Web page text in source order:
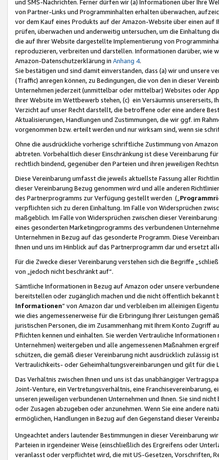
und SMS-Nachrichten. Ferner dürfen wir (a) Informationen über Ihre
von Partner-Links und Programminhalten erhalten überwachen,
vor dem Kauf eines Produkts auf der Amazon-Website über einen
prüfen, überwachen und anderweitig untersuchen, um die Einhaltung
die auf Ihrer Website dargestellte Implementierung von
reproduzieren, verbreiten und darstellen. Informationen darüber, wie
Amazon-Datenschutzerklärung in Anhang 4.
Sie bestätigen und sind damit einverstanden, dass (a) wir und
(Traffic) anregen können, zu Bedingungen, die von den in dieser
Unternehmen jederzeit (unmittelbar oder mittelbar) Websites oder
Ihrer Website im Wettbewerb stehen, (c) ein Versäumnis unsererseits,
Verzicht auf unser Recht darstellt, die betroffene oder eine andere
Aktualisierungen, Handlungen und Zustimmungen, die wir ggf. im
vorgenommen bzw. erteilt werden und nur wirksam sind, wenn sie
Ohne die ausdrückliche vorherige schriftliche Zustimmung von
abtreten. Vorbehaltlich dieser Einschränkung ist diese Vereinbarung
rechtlich bindend, gegenüber den Parteien und ihren jeweiligen
Diese Vereinbarung umfasst die jeweils aktuellste Fassung aller
dieser Vereinbarung Bezug genommen wird und alle anderen
des Partnerprogramms zur Verfügung gestellt werden („
verpflichten sich zu deren Einhaltung. Im Falle von Widersprüchen
maßgeblich. Im Falle von Widersprüchen zwischen dieser
eines gesonderten Marketingprogramms des verbundenen
Unternehmen in Bezug auf das gesonderte Programm. Diese
Ihnen und uns im Hinblick auf das Partnerprogramm dar und ersetzt
Für die Zwecke dieser Vereinbarung verstehen sich die Begriffe
von „jedoch nicht beschränkt auf“.
Sämtliche Informationen in Bezug auf Amazon oder unsere
bereitstellen oder zugänglich machen und die nicht öffentlich
Informationen“ von Amazon dar und verbleiben im alleinigen
wie dies angemessenerweise für die Erbringung Ihrer Leistungen
juristischen Personen, die im Zusammenhang mit Ihrem Konto
Pflichten kennen und einhalten. Sie werden Vertrauliche
Unternehmen) weitergeben und alle angemessenen Maßnahmen
schützen, die gemäß dieser Vereinbarung nicht ausdrücklich zulässig
Vertraulichkeits- oder Geheimhaltungsvereinbarungen und gilt für die
Das Verhältnis zwischen Ihnen und uns ist das unabhängiger
Joint-Venture, ein Vertretungsverhältnis, eine Franchisevereinbarung,
unseren jeweiligen verbundenen Unternehmen und Ihnen. Sie sind
oder Zusagen abzugeben oder anzunehmen. Wenn Sie eine andere
ermöglichen, Handlungen in Bezug auf den Gegenstand dieser
Ungeachtet anders lautender Bestimmungen in dieser Vereinbarung
Parteien in irgendeiner Weise (einschließlich des Ergreifens oder
veranlasst oder verpflichtet wird, die mit US-Gesetzen, Vorschriften,